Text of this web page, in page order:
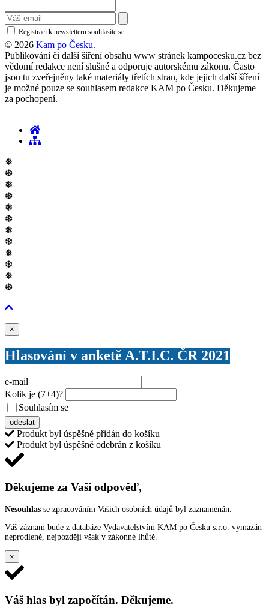
Registrací k newsletteru souhlasíte se
© 2026 Kam po Česku.
Publikování či další šíření obsahu www stránek kampocesku.cz bez
vědomí redakce není slušné a odporuje autorskému zákonu. Často
jsou tu zveřejněny také materiály třetích stran, kde jejich další šíření
je možné pouze se souhlasem redakce KAM po Česku. Děkujeme
za pochopení.
❅
❆
❅
❆
❅
❆
❅
❆
❅
❆
❅
❆
×
Hlasování v anketě A.T.I.C. ČR 2021
e-mail
Kolik je (7+4)?
Souhlasím se
odeslat
Produkt byl úspěšně přidán do košíku
Produkt byl úspěšně odebrán z košíku
Děkujeme za Vaši odpověď,
Nesouhlas se zpracováním Vašich osobních údajů byl zaznamenán.
Váš záznam bude z databáze Vydavatelstvím KAM po Česku s.r.o. vymazán
neprodleně, nejpozději však v zákonné lhůtě.
×
Váš hlas byl započítán. Děkujeme.